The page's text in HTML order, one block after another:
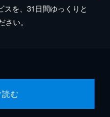
スを、31日間ゆっくりと
さい。
む